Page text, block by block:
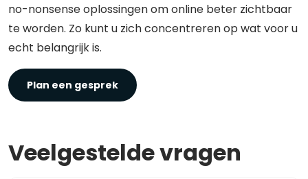
no-nonsense oplossingen om online beter zichtbaar
te worden. Zo kunt u zich concentreren op wat voor u
echt belangrijk is.
Plan een gesprek
Veelgestelde vragen